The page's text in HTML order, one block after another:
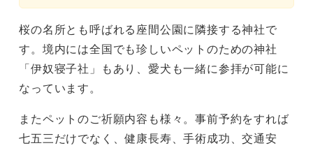
桜の名所とも呼ばれる座間公園に隣接する神社で
す。境内には全国でも珍しいペットのための神社
「伊奴寝子社」もあり、愛犬も一緒に参拝が可能に
なっています。
またペットのご祈願内容も様々。事前予約をすれば
七五三だけでなく、健康長寿、手術成功、交通安